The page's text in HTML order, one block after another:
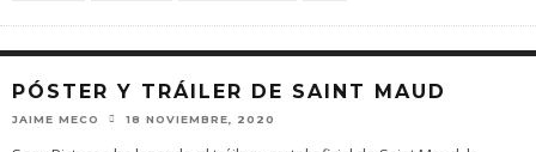
PÓSTER Y TRÁILER DE SAINT MAUD
JAIME MECO 18 NOVIEMBRE, 2020